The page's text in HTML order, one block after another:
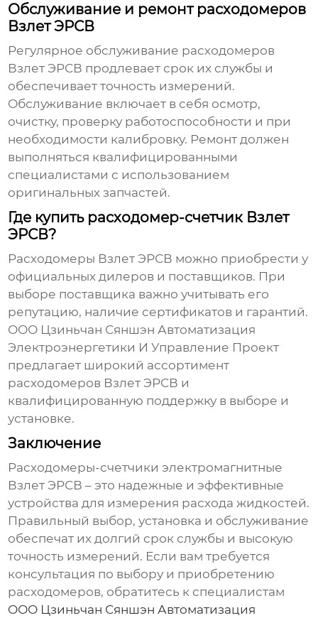
Обслуживание и ремонт расходомеров
Взлет ЭРСВ
Регулярное обслуживание расходомеров
Взлет ЭРСВ продлевает срок их службы и
обеспечивает точность измерений.
Обслуживание включает в себя осмотр,
очистку, проверку работоспособности и при
необходимости калибровку. Ремонт должен
выполняться квалифицированными
специалистами с использованием
оригинальных запчастей.
Где купить расходомер-счетчик Взлет
ЭРСВ?
Расходомеры Взлет ЭРСВ можно приобрести у
официальных дилеров и поставщиков. При
выборе поставщика важно учитывать его
репутацию, наличие сертификатов и гарантий.
ООО Цзиньчан Сяншэн Автоматизация
Электроэнергетики И Управление Проект
предлагает широкий ассортимент
расходомеров Взлет ЭРСВ и
квалифицированную поддержку в выборе и
установке.
Заключение
Расходомеры-счетчики электромагнитные
Взлет ЭРСВ – это надежные и эффективные
устройства для измерения расхода жидкостей.
Правильный выбор, установка и обслуживание
обеспечат их долгий срок службы и высокую
точность измерений. Если вам требуется
консультация по выбору и приобретению
расходомеров, обратитесь к специалистам
ООО Цзиньчан Сяншэн Автоматизация